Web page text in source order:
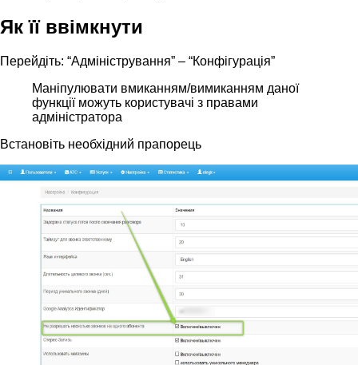
Як її ввімкнути
Перейдіть: “Адміністрування” – “Конфігурація”
Маніпулювати вмиканням/вимиканням даної
функції можуть користувачі з правами
адміністратора
Встановіть необхідний прапорець